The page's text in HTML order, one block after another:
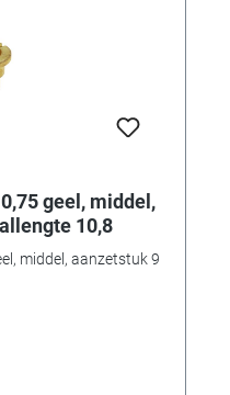
geel, middel,
10,8
middel, aanzetstuk 9